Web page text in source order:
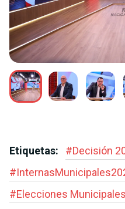
Etiquetas: #Decisión
#
#Elecciones